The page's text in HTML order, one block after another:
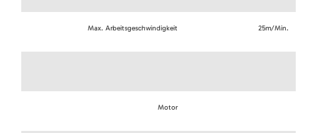
Max. Arbeitsgeschwindigkeit 25m/Min.
Motor